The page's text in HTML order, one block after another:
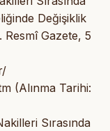
Değişiklik
Resmî Gazete, 5
(Alınma Tarihi:
Sırasında